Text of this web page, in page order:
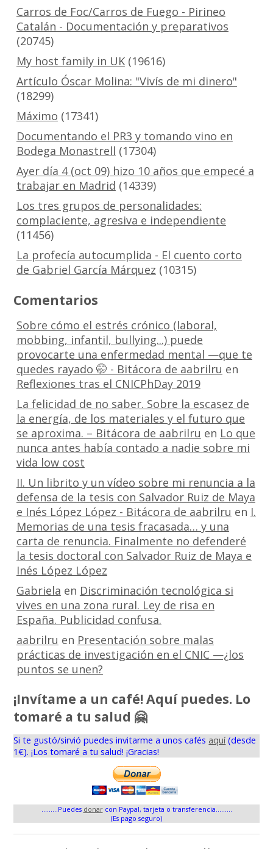
Carros de Foc/Carros de Fuego - Pirineo
Catalán - Documentación y preparativos
(20745)
My host family in UK(19616)
Artículo Óscar Molina: "Vivís de mi dinero"
(18299)
Máximo (17341)
Documentando el PR3 y tomando vino en
Bodega Monastrell (17304)
Ayer día 4 (oct 09) hizo 10 años que empecé a
trabajar en Madrid (14339)
Los tres grupos de personalidades:
complaciente, agresiva e independiente
(11456)
La profecía autocumplida - El cuento corto
de Gabriel García Márquez (10315)
Comentarios
Sobre cómo el estrés crónico (laboral,
mobbing, infantil, bullying...) puede
provocarte una enfermedad mental —que te
quedes rayado 🤭 - Bitácora de aabrilru en
Reflexiones tras el CNICPhDay 2019
La felicidad de no saber. Sobre la escasez de
la energía, de los materiales y el futuro que
se aproxima. – Bitácora de aabrilru en Lo que
nunca antes había contado a nadie sobre mi
vida low cost
II. Un librito y un vídeo sobre mi renuncia a la
defensa de la tesis con Salvador Ruiz de Maya
e Inés López López - Bitácora de aabrilru en I.
Memorias de una tesis fracasada… y una
carta de renuncia. Finalmente no defenderé
la tesis doctoral con Salvador Ruiz de Maya e
Inés López López
Gabriela en Discriminación tecnológica si
vives en una zona rural. Ley de risa en
España. Publicidad confusa.
aabrilru en Presentación sobre malas
prácticas de investigación en el CNIC —¿los
puntos se unen?
¡Invítame a un café! Aquí puedes. Lo
tomaré a tu salud 🤗
Si te gustó/sirvió puedes invitarme a unos cafés aquí(desde
1€). ¡Los tomaré a tu salud! ¡Gracias!
.........Puedes donarcon Paypal, tarjeta o transferencia.........
(Es pago seguro)